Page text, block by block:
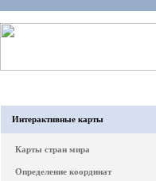
Интерактивные карты
Карты стран мира
Определение координат